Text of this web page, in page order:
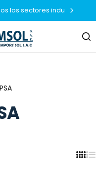
sectores industriales